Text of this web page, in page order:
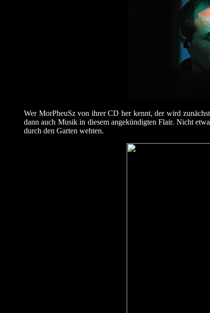
Wer MorPheuSz von ihrer CD her kennt, der wird
dann auch Musik in diesem angekündigten Flair. Nicht
durch den Garten wehten.